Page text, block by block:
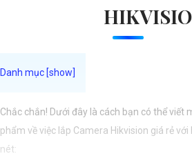
Chắc chắn! Dưới đây là cách bạn có thể viết
phẩm về việc lắp Camera Hikvision giá rẻ
nét: